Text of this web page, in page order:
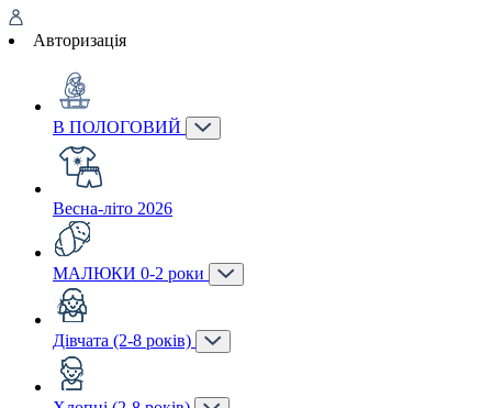
Авторизація
В ПОЛОГОВИЙ
Весна-літо 2026
МАЛЮКИ 0-2 роки
Дівчата (2-8 років)